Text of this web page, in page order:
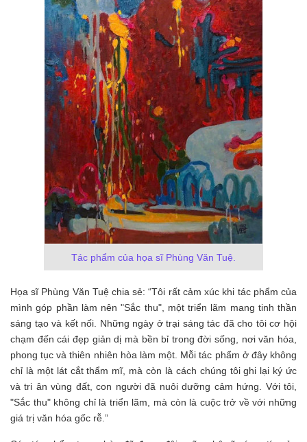
Tác phẩm của họa sĩ Phùng Văn Tuệ.
Họa sĩ Phùng Văn Tuệ chia sẻ: “Tôi rất cảm xúc khi tác phẩm của
mình góp phần làm nên "Sắc thu", một triển lãm mang tinh thần
sáng tạo và kết nối. Những ngày ở trại sáng tác đã cho tôi cơ hội
chạm đến cái đẹp giản dị mà bền bỉ trong đời sống, nơi văn hóa,
phong tục và thiên nhiên hòa làm một. Mỗi tác phẩm ở đây không
chỉ là một lát cắt thẩm mĩ, mà còn là cách chúng tôi ghi lại ký ức
và tri ân vùng đất, con người đã nuôi dưỡng cảm hứng. Với tôi,
"Sắc thu" không chỉ là triển lãm, mà còn là cuộc trở về với những
giá trị văn hóa gốc rễ.”